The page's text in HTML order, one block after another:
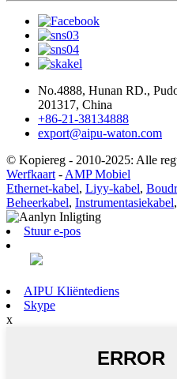
No.4888, Hunan RD.,
201317, China
+86-21-38134888
export@aipu-waton.com
© Kopiereg - 2010-2025: Alle
Werfkaart - AMP Mobiel
Ethernet-kabel, Liyy-kabel,
Beheerkabel, Instrumentasiekabel,
Stuur e-pos
AIPU Kliëntediens
Skype
x